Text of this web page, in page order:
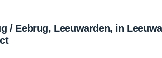
/ Eebrug, Leeuwarden, in